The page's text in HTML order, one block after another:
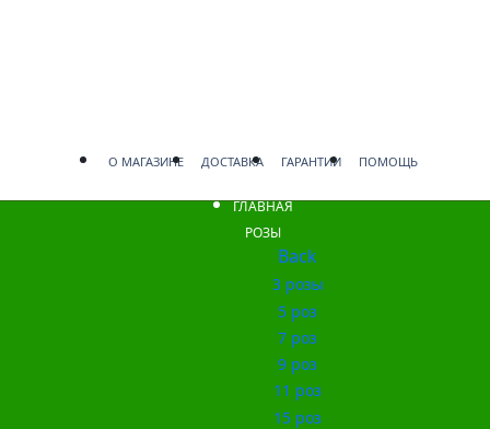
О МАГАЗИНЕ ДОСТАВКА ГАРАНТИИ ПОМОЩЬ
ГЛАВНАЯ
РОЗЫ
Back
3 розы
5 роз
7 роз
9 роз
11 роз
15 роз